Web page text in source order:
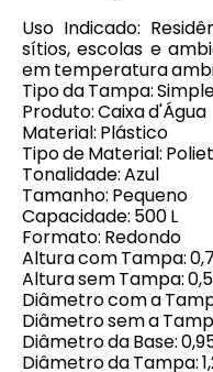
Uso Indicado:
sítios, escolas e
em temperatura
Tipo da Tampa:
Produto: Caixa d'Água
Material: Plástico
Tipo de Material:
Tonalidade: Azul
Tamanho: Pequeno
Capacidade: 500 L
Formato: Redondo
Altura com Tampa:
Altura sem Tampa:
Diâmetro com a
Diâmetro sem a
Diâmetro da Base:
Diâmetro da Tampa: